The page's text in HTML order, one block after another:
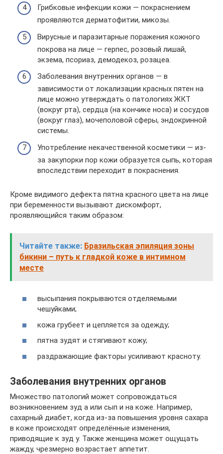
Грибковые инфекции кожи — покраснением
проявляются дерматофитии, микозы.
Вирусные и паразитарные поражения кожного
покрова на лице — герпес, розовый лишай,
экзема, псориаз, демодекоз, розацеа.
Заболевания внутренних органов — в
зависимости от локализации красных пятен на
лице можно утверждать о патологиях ЖКТ
(вокруг рта), сердца (на кончике носа) и сосудов
(вокруг глаз), мочеполовой сферы, эндокринной
системы.
Употребление некачественной косметики — из-
за закупорки пор кожи образуется сыпь, которая
впоследствии переходит в покраснения.
Кроме видимого дефекта пятна красного цвета на лице
при беременности вызывают дискомфорт,
проявляющийся таким образом:
Читайте также: Бразильская эпиляция зоны
бикини – путь к гладкой коже в интимном
месте
высыпания покрываются отделяемыми
чешуйками;
кожа грубеет и цепляется за одежду;
пятна зудят и стягивают кожу;
раздражающие факторы усиливают красноту.
Заболевания внутренних органов
Множество патологий может сопровождаться
возникновением зуд а или сып и на коже. Например,
сахарный диабет, когда из-за повышения уровня сахара
в коже происходят определённые изменения,
приводящие к зуд у. Также женщина может ощущать
жажду, чрезмерно возрастает аппетит.